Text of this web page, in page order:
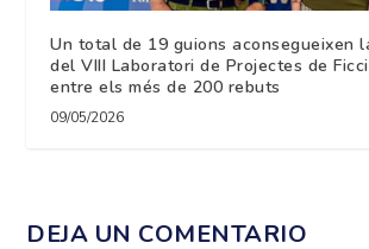
Un total de 19 guions aconsegueixen
del VIII Laboratori de Projectes de
entre els més de 200 rebuts
09/05/2026
DEJA UN COMENTARIO